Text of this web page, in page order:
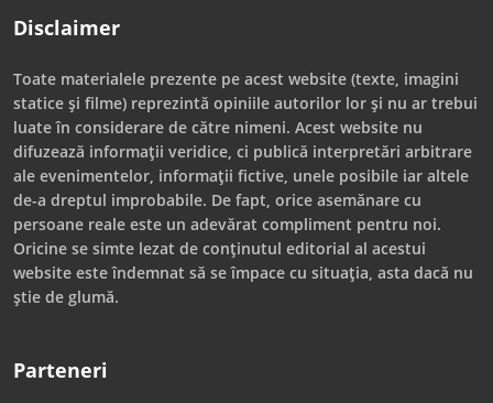
Disclaimer
Toate materialele prezente pe acest website (texte, imagini
statice și filme) reprezintă opiniile autorilor lor și nu ar trebui
luate în considerare de către nimeni. Acest website nu
difuzează informații veridice, ci publică interpretări arbitrare
ale evenimentelor, informații fictive, unele posibile iar altele
de-a dreptul improbabile. De fapt, orice asemănare cu
persoane reale este un adevărat compliment pentru noi.
Oricine se simte lezat de conținutul editorial al acestui
website este îndemnat să se împace cu situația, asta dacă nu
știe de glumă.
Parteneri